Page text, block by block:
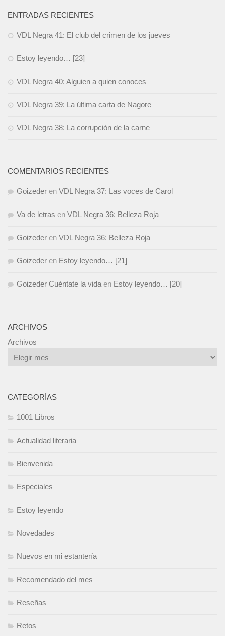
ENTRADAS RECIENTES
VDL Negra 41: El club del crimen de los jueves
Estoy leyendo… [23]
VDL Negra 40: Alguien a quien conoces
VDL Negra 39: La última carta de Nagore
VDL Negra 38: La corrupción de la carne
COMENTARIOS RECIENTES
Goizeder en VDL Negra 37: Las voces de Carol
Va de letras en VDL Negra 36: Belleza Roja
Goizeder en VDL Negra 36: Belleza Roja
Goizeder en Estoy leyendo… [21]
Goizeder Cuéntate la vida en Estoy leyendo… [20]
ARCHIVOS
Archivos
CATEGORÍAS
1001 Libros
Actualidad literaria
Bienvenida
Especiales
Estoy leyendo
Novedades
Nuevos en mi estantería
Recomendado del mes
Reseñas
Retos